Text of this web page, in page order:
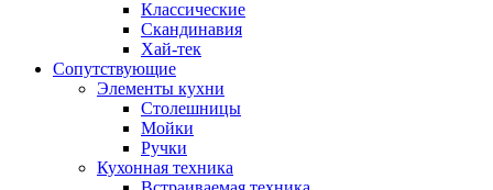
Классические
Скандинавия
Хай-тек
Сопутствующие
Элементы кухни
Столешницы
Мойки
Ручки
Кухонная техника